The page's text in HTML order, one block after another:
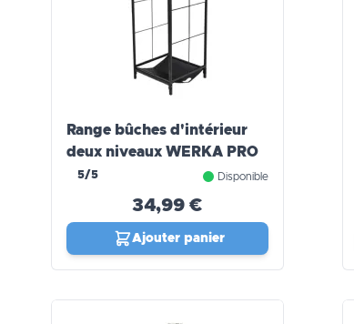
Range bûches d'intérieur
deux niveaux WERKA PRO
5/5 Disponible
34,99 €
Ajouter panier